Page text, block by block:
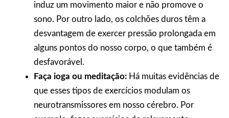
induz um movimento maior e não promove o
sono. Por outro lado, os colchões duros têm a
desvantagem de exercer pressão prolongada em
alguns pontos do nosso corpo, o que também é
desfavorável.
Faça ioga ou meditação: Há muitas evidências de
que esses tipos de exercícios modulam os
neurotransmissores em nosso cérebro. Por